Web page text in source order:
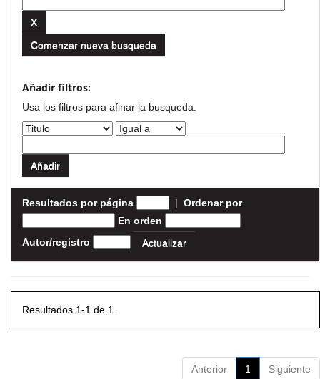
Comenzar nueva busqueda
Añadir filtros:
Usa los filtros para afinar la busqueda.
Resultados por página | Ordenar por
En orden
Autor/registro
Resultados 1-1 de 1.
Anterior 1 Siguiente